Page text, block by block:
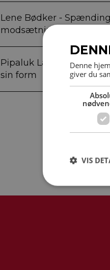
Lene Bødker -
modsætninger
Pipaluk Lake - Som
sin form
Denne
giver du
VIS